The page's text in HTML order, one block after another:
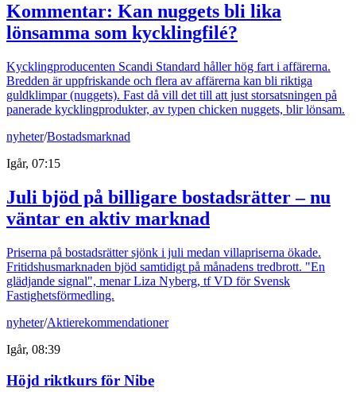
Kommentar: Kan nuggets bli lika
lönsamma som kycklingfilé?
Kycklingproducenten Scandi Standard håller hög fart i affärerna.
Bredden är uppfriskande och flera av affärerna kan bli riktiga
guldklimpar (nuggets). Fast då vill det till att just storsatsningen på
panerade kycklingprodukter, av typen chicken nuggets, blir lönsam.
nyheter/Bostadsmarknad
Igår, 07:15
Juli bjöd på billigare bostadsrätter – nu
väntar en aktiv marknad
Priserna på bostadsrätter sjönk i juli medan villapriserna ökade.
Fritidshusmarknaden bjöd samtidigt på månadens tredbrott. "En
glädjande signal", menar Liza Nyberg, tf VD för Svensk
Fastighetsförmedling.
nyheter/Aktierekommendationer
Igår, 08:39
Höjd riktkurs för Nibe